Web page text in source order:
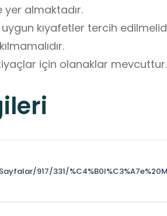
almaktadır.
kıyafetler tercih
için olanaklar mevcuttur.
917/331/